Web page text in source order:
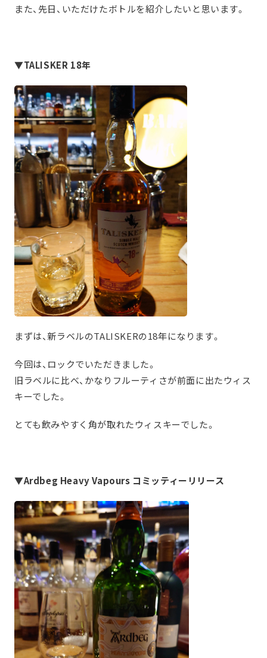
また、先日、いただけたボトルを紹介したいと思います。
▼TALISKER 18年
まずは、新ラベルのTALISKERの18年になります。
今回は、ロックでいただきました。
旧ラベルに比べ、かなりフルーティさが前面に出たウィス
キーでした。
とても飲みやすく角が取れたウィスキーでした。
▼Ardbeg Heavy Vapours コミッティーリリース